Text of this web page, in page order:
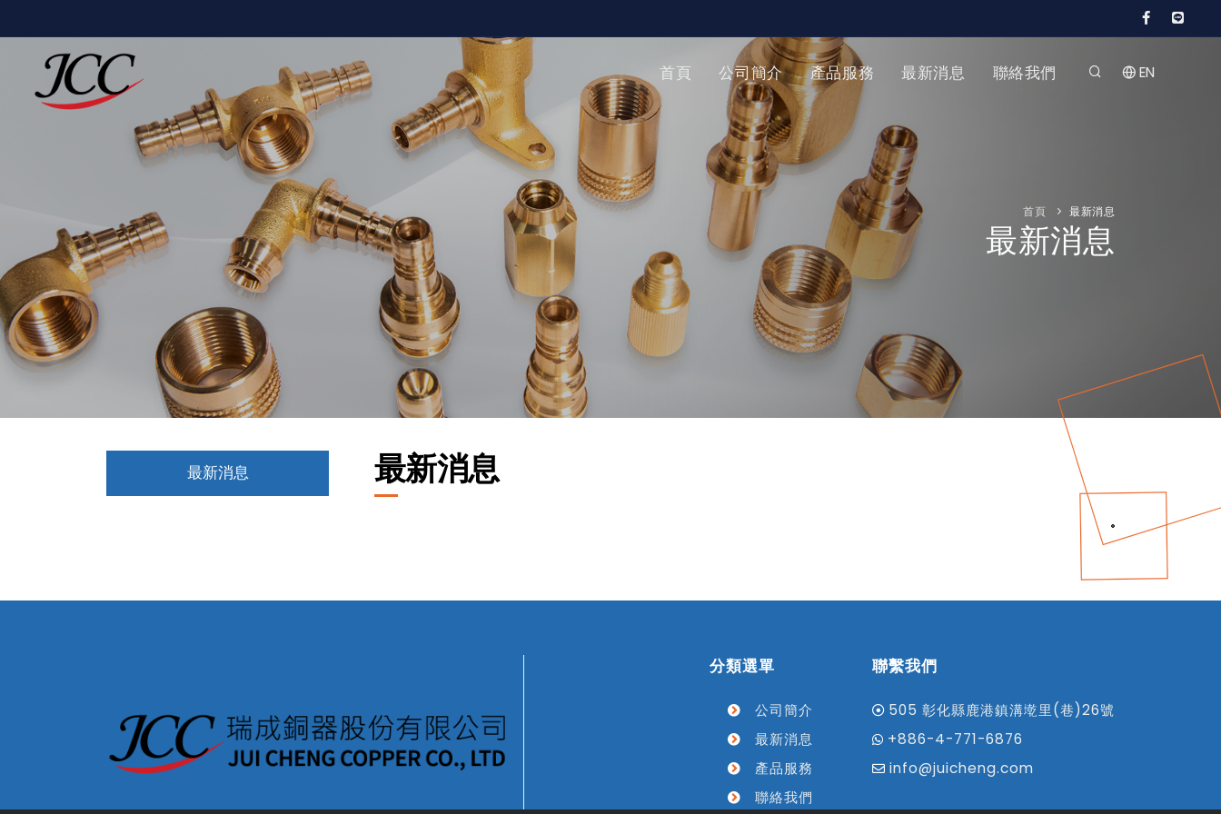
EN
首頁 公司簡介 產品服務 最新消息 聯絡我們
首頁 最新消息
最新消息
最新消息 最新消息
分類選單
公司簡介
最新消息
產品服務
聯絡我們
聯繫我們
505 彰化縣鹿港鎮溝墘里(巷)26號
+886-4-771-6876
info@juicheng.com